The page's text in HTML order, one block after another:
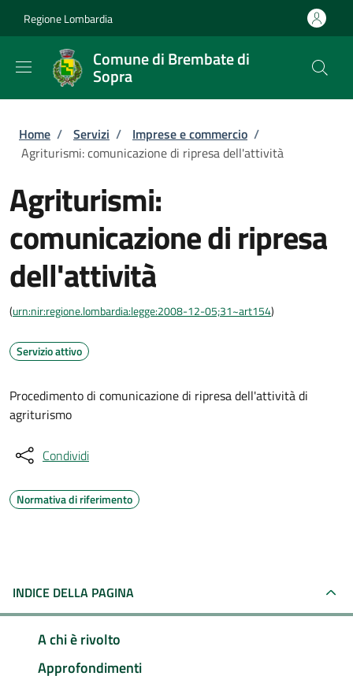
Regione Lombardia
Comune di Brembate di
Sopra
Briciole di pane
Home / Servizi / Imprese e commercio /
Agriturismi: comunicazione di ripresa dell'attività
Agriturismi:
comunicazione di ripresa
dell'attività
(urn:nir:regione.lombardia:legge:2008-12-05;31~art154)
Servizio attivo
Procedimento di comunicazione di ripresa dell'attività di
agriturismo
Condividi
Normativa di riferimento
INDICE DELLA PAGINA
A chi è rivolto
Approfondimenti